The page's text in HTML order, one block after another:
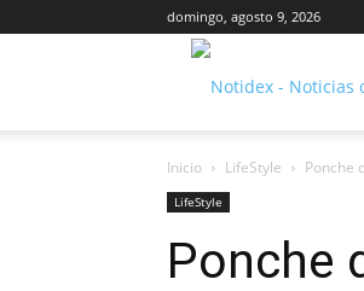
domingo, agosto 9, 2026
Inicio LifeStyle Ponche
LifeStyle
Ponche